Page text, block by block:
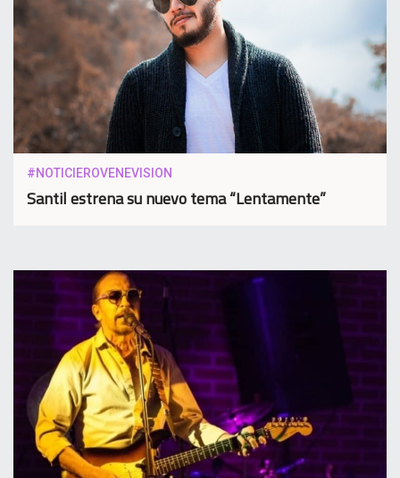
#NOTICIEROVENEVISION
Santil estrena su nuevo tema “Lentamente”